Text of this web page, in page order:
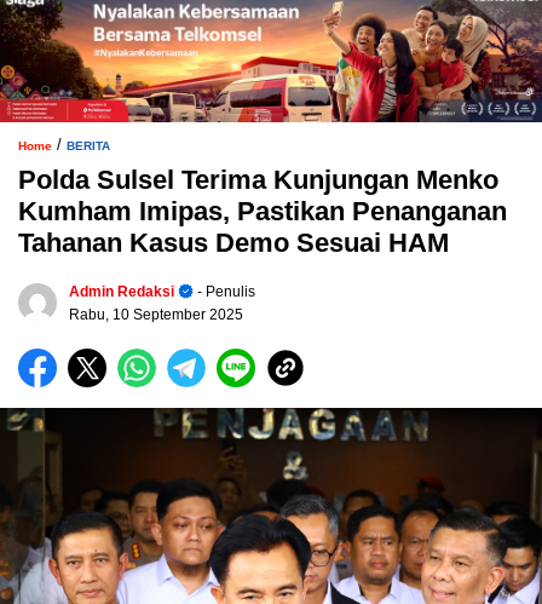
Home / BERITA
Polda Sulsel Terima Kunjungan Menko
Kumham Imipas, Pastikan Penanganan
Tahanan Kasus Demo Sesuai HAM
Admin Redaksi
- Penulis
Rabu, 10 September 2025